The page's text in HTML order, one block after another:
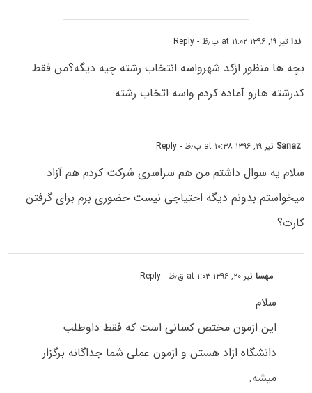
نداتیر ۱۹, ۱۳۹۶ at ۱۱:۰۲ ب٫ظ - Reply
بچه ها منظور ازکد شهرواسه انتخاب رشته چیه دیگه؟من فقط
کدرشته هارو آماده کردم واسه اتخاب رشته
Sanaz تیر ۱۹, ۱۳۹۶ at ۱۰:۳۸ ب٫ظ - Reply
سلام یه سوال داشتم من هم سراسری شرکت کردم هم آزاد
میخواستم بدونم دیگه احتیاجی نیست حضوری برم برای گرفتن
کارت؟
مهساتیر ۲۰, ۱۳۹۶ at ۱:۰۳ ق٫ظ - Reply
سلام
این ازمون مختص کسانی است که فقط داوطلب
دانشگاه ازاد هستن و ازمون عملی شما جداگانه برگزار
میشه.